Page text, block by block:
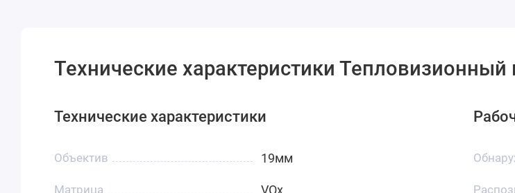
Технические характеристики Тепловизионный
Технические характеристики
Объектив 19мм
Матрица